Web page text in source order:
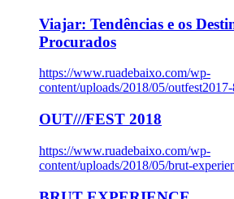
Viajar: Tendências e os
Procurados
https://www.ruadebaixo.com/wp-
content/uploads/2018/05/
OUT///FEST 2018
https://www.ruadebaixo.com/wp-
content/uploads/2018/05/brut-